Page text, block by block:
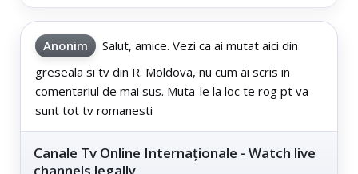
Anonim
Salut, amice. Vezi ca ai mutat aici din
greseala si tv din R. Moldova, nu cum ai scris in
comentariul de mai sus. Muta-le la loc te rog pt va
sunt tot tv romanesti
Canale Tv Online Internaționale - Watch live
channels legally